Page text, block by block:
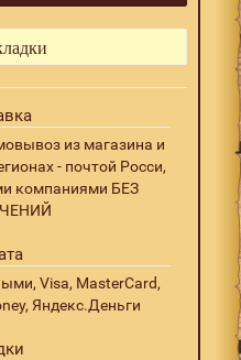
из магазина и
- почтой Росси,
компаниями БЕЗ
Visa, MasterCard,
Яндекс.Деньги